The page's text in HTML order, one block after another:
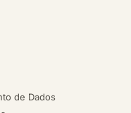
de Dados